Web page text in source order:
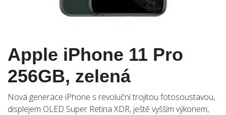
Apple iPhone 11 Pro
256GB, zelená
Nová generace iPhone s revoluční trojitou fotosoustavou,
displejem OLED Super Retina XDR, ještě vyšším výkonem,